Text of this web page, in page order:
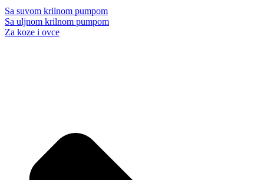
Sa suvom krilnom pumpom
Sa uljnom krilnom pumpom
Za koze i ovce